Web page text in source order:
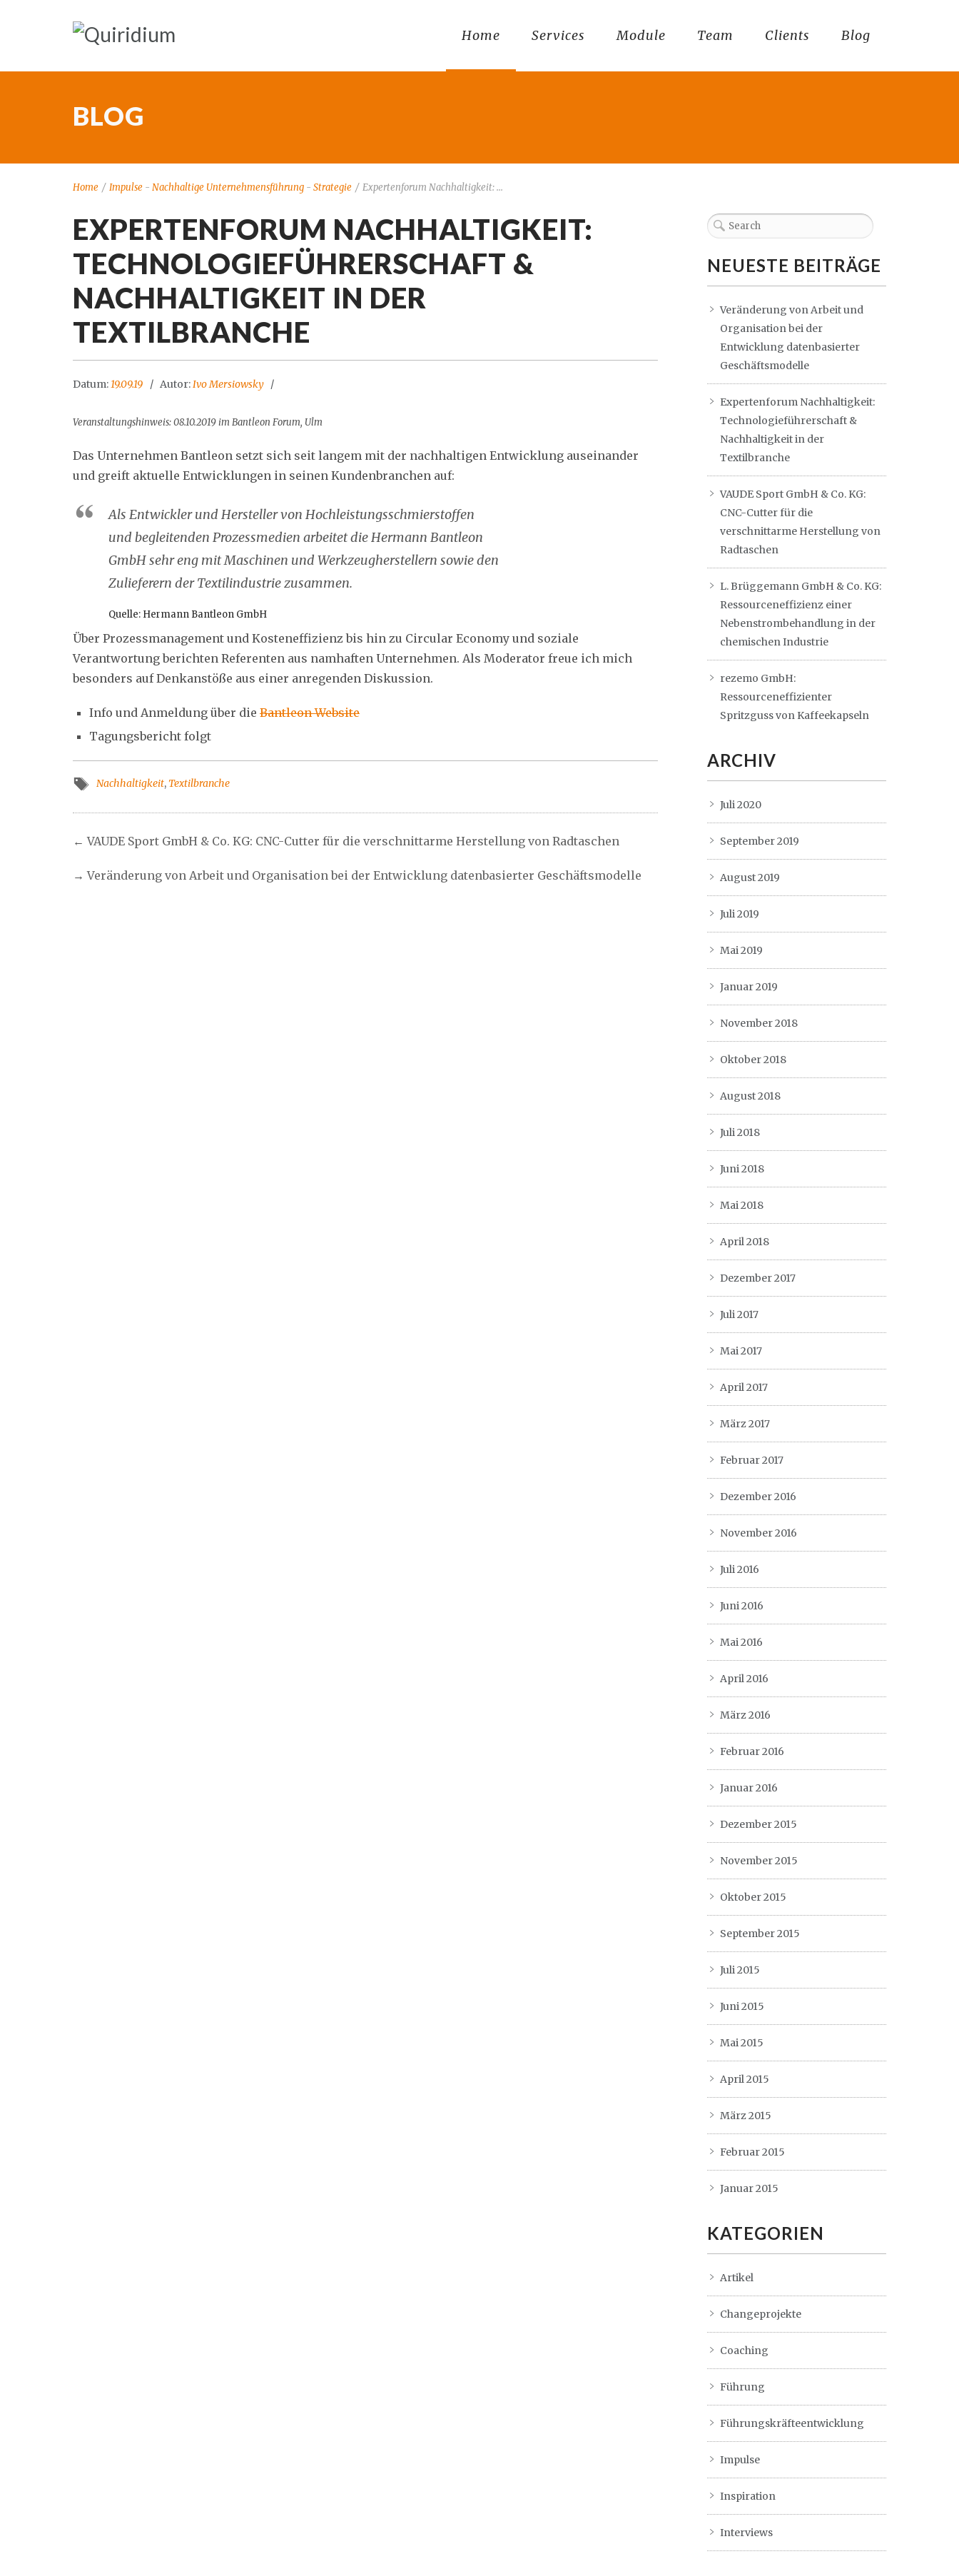
Home Services Module Team Clients Blog
BLOG
Home / Impulse - Nachhaltige Unternehmensführung - Strategie / Expertenforum Nachhaltigkeit: ...
EXPERTENFORUM NACHHALTIGKEIT:
TECHNOLOGIEFÜHRERSCHAFT &
NACHHALTIGKEIT IN DER
TEXTILBRANCHE
Datum:19.09.19 Autor:Ivo Mersiowsky
Veranstaltungshinweis: 08.10.2019 im Bantleon Forum, Ulm
Das Unternehmen Bantleon setzt sich seit langem mit der nachhaltigen Entwicklung auseinander
und greift aktuelle Entwicklungen in seinen Kundenbranchen auf:
Als Entwickler und Hersteller von Hochleistungsschmierstoffen
und begleitenden Prozessmedien arbeitet die Hermann Bantleon
GmbH sehr eng mit Maschinen und Werkzeugherstellern sowie den
Zulieferern der Textilindustrie zusammen.
Quelle: Hermann Bantleon GmbH
Über Prozessmanagement und Kosteneffizienz bis hin zu Circular Economy und soziale
Verantwortung berichten Referenten aus namhaften Unternehmen. Als Moderator freue ich mich
besonders auf Denkanstöße aus einer anregenden Diskussion.
Info und Anmeldung über die Bantleon Website
Tagungsbericht folgt
Nachhaltigkeit, Textilbranche
←VAUDE Sport GmbH & Co. KG: CNC-Cutter für die verschnittarme Herstellung von Radtaschen
→Veränderung von Arbeit und Organisation bei der Entwicklung datenbasierter Geschäftsmodelle
NEUESTE BEITRÄGE
Veränderung von Arbeit und
Organisation bei der
Entwicklung datenbasierter
Geschäftsmodelle
Expertenforum Nachhaltigkeit:
Technologieführerschaft &
Nachhaltigkeit in der
Textilbranche
VAUDE Sport GmbH & Co. KG:
CNC-Cutter für die
verschnittarme Herstellung von
Radtaschen
L. Brüggemann GmbH & Co. KG:
Ressourceneffizienz einer
Nebenstrombehandlung in der
chemischen Industrie
rezemo GmbH:
Ressourceneffizienter
Spritzguss von Kaffeekapseln
ARCHIV
Juli 2020
September 2019
August 2019
Juli 2019
Mai 2019
Januar 2019
November 2018
Oktober 2018
August 2018
Juli 2018
Juni 2018
Mai 2018
April 2018
Dezember 2017
Juli 2017
Mai 2017
April 2017
März 2017
Februar 2017
Dezember 2016
November 2016
Juli 2016
Juni 2016
Mai 2016
April 2016
März 2016
Februar 2016
Januar 2016
Dezember 2015
November 2015
Oktober 2015
September 2015
Juli 2015
Juni 2015
Mai 2015
April 2015
März 2015
Februar 2015
Januar 2015
KATEGORIEN
Artikel
Changeprojekte
Coaching
Führung
Führungskräfteentwicklung
Impulse
Inspiration
Interviews